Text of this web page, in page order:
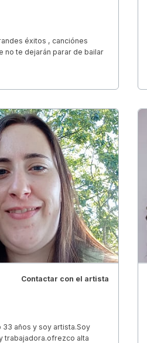
éxitos , canciónes
no te dejarán parar de bailar
Contactar con el artista
años y soy artista.Soy
trabajadora.ofrezco alta